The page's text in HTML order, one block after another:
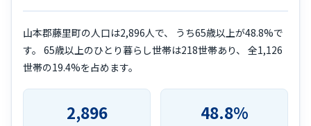
山本郡藤里町の人口は2,896人で、 うち65歳以上が48.8%で
す。 65歳以上のひとり暮らし世帯は218世帯あり、 全1,126
世帯の19.4%を占めます。
2,896 48.8%